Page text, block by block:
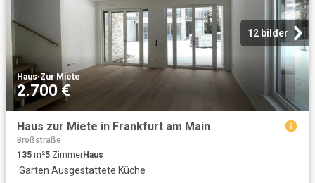
12 bilder
Haus·Zur Miete
2.700 €
Haus zur Miete in Frankfurt am Main
Broßstraße
135 m²5 ZimmerHaus
·Garten·Ausgestattete Küche